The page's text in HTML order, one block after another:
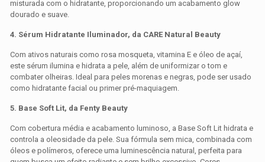
misturada com o hidratante, proporcionando um acabamento glow
dourado e suave.
4. Sérum Hidratante Iluminador, da CARE Natural Beauty
Com ativos naturais como rosa mosqueta, vitamina E e óleo de açaí,
este sérum ilumina e hidrata a pele, além de uniformizar o tom e
combater olheiras. Ideal para peles morenas e negras, pode ser usado
como hidratante facial ou primer pré-maquiagem.
5. Base Soft Lit, da Fenty Beauty
Com cobertura média e acabamento luminoso, a Base Soft Lit hidrata e
controla a oleosidade da pele. Sua fórmula sem mica, combinada com
óleos e polímeros, oferece uma luminescência natural, perfeita para